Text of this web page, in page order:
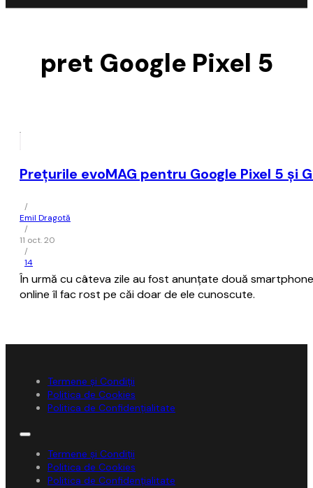
pret Google Pixel 5
Prețurile evoMAG pentru Google Pixel 5 și
/
Emil Dragotă
/
11 oct. 20
/
14
În urmă cu câteva zile au fost anunțate două
online îl fac rost pe căi doar de ele cunoscute.
Termene și Condiții
Politica de Cookies
Politica de Confidențialitate
Termene și Condiții
Politica de Cookies
Politica de Confidențialitate